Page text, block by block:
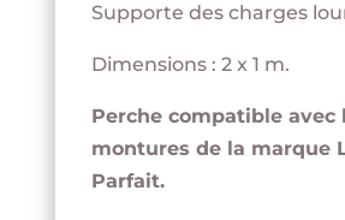
Supporte des charges
Dimensions : 2 x 1 m.
Perche compatible avec
montures de la marque
Parfait.